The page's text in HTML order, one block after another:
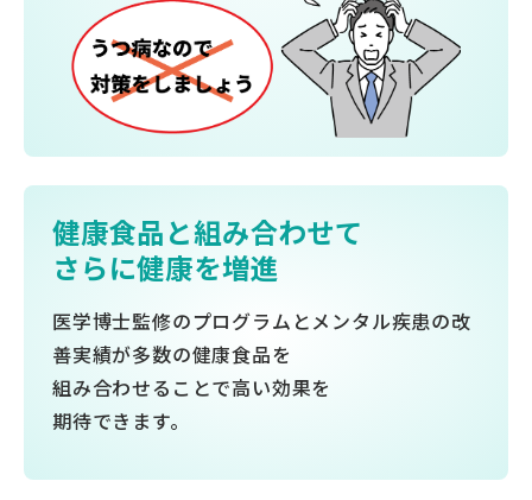
健康食品と組み合わせて
さらに健康を増進
医学博士監修のプログラムとメンタル疾患の改
善実績が多数の健康食品を
組み合わせることで高い効果を
期待できます。